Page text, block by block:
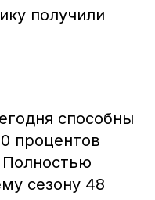
получили
способны
процентов
сезону 48